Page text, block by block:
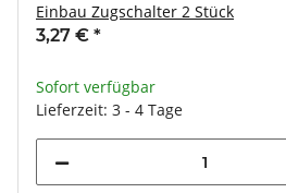
Einbau Zugschalter 2 Stück
3,27 € *
Sofort verfügbar
Lieferzeit: 3 - 4 Tage